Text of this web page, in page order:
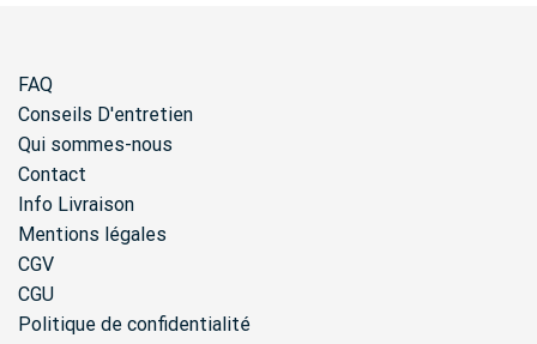
FAQ
Conseils D'entretien
Qui sommes-nous
Contact
Info Livraison
Mentions légales
CGV
CGU
Politique de confidentialité